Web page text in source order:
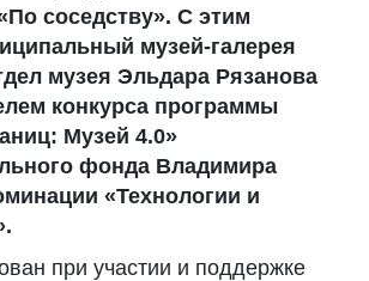
соседству». С этим
музей-галерея
музея Эльдара Рязанова
конкурса программы
Музей 4.0»
фонда Владимира
«Технологии и
при участии и поддержке